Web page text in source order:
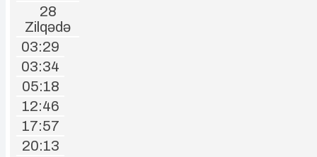
28
Zilqədə
03:29
03:34
05:18
12:46
17:57
20:13